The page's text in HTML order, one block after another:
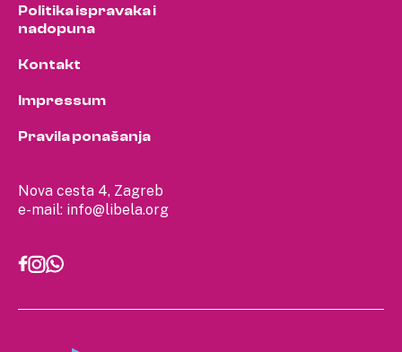
Nova cesta 4, Zagreb
e-mail: info@libela.org
Politika ispravaka i
nadopuna
Kontakt
Impressum
Pravila ponašanja